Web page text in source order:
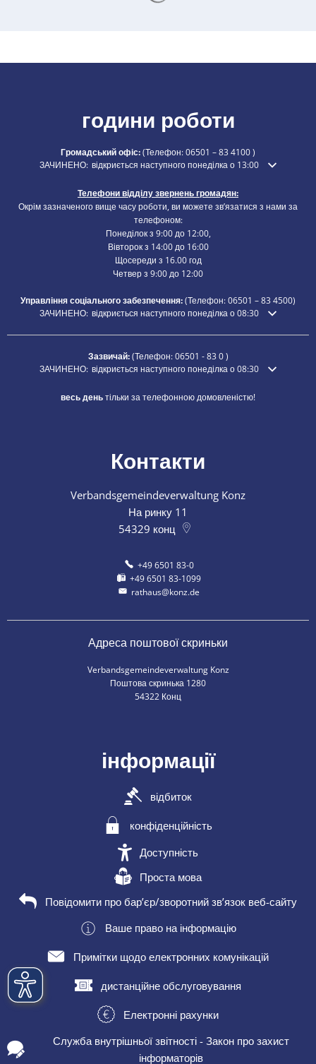
години роботи
Громадський офіс:(Телефон:06501 – 83 4100)
Натисніть, щоб приховати додатковий час відкриття або закриття
ЗАЧИНЕНО: відкриється наступного понеділка о 13:00
Телефони відділу звернень громадян:
Окрім зазначеного вище часу роботи, ви можете зв’язатися з нами за
телефоном:
Понеділок з 9:00 до 12:00,
Вівторок з 14:00 до 16:00
Щосереди з 16.00 год
Четвер з 9:00 до 12:00
Управління соціального забезпечення:(Телефон:06501 – 834500)
Натисніть, щоб приховати додатковий час відкриття або закриття
ЗАЧИНЕНО: відкриється наступного понеділка о 08:30
Зазвичай:(Телефон:06501 - 83 0)
Натисніть, щоб приховати додатковий час відкриття або закриття
ЗАЧИНЕНО: відкриється наступного понеділка о 08:30
весь деньтільки за телефонною домовленістю!
Контакти
Verbandsgemeindeverwaltung Konz
На ринку 11
54329 конц
+49 6501 83-0
+49 6501 83-1099
rathaus@konz.de
Адреса поштової скриньки
Verbandsgemeindeverwaltung Konz
Поштова скринька 1280
54322 Конц
інформації
відбиток
конфіденційність
Доступність
Проста мова
Повідомити про бар’єр/зворотний зв’язок веб-сайту
Ваше право на інформацію
Примітки щодо електронних комунікацій
дистанційне обслуговування
Електронні рахунки
Служба внутрішньої звітності - Закон про захист
інформаторів